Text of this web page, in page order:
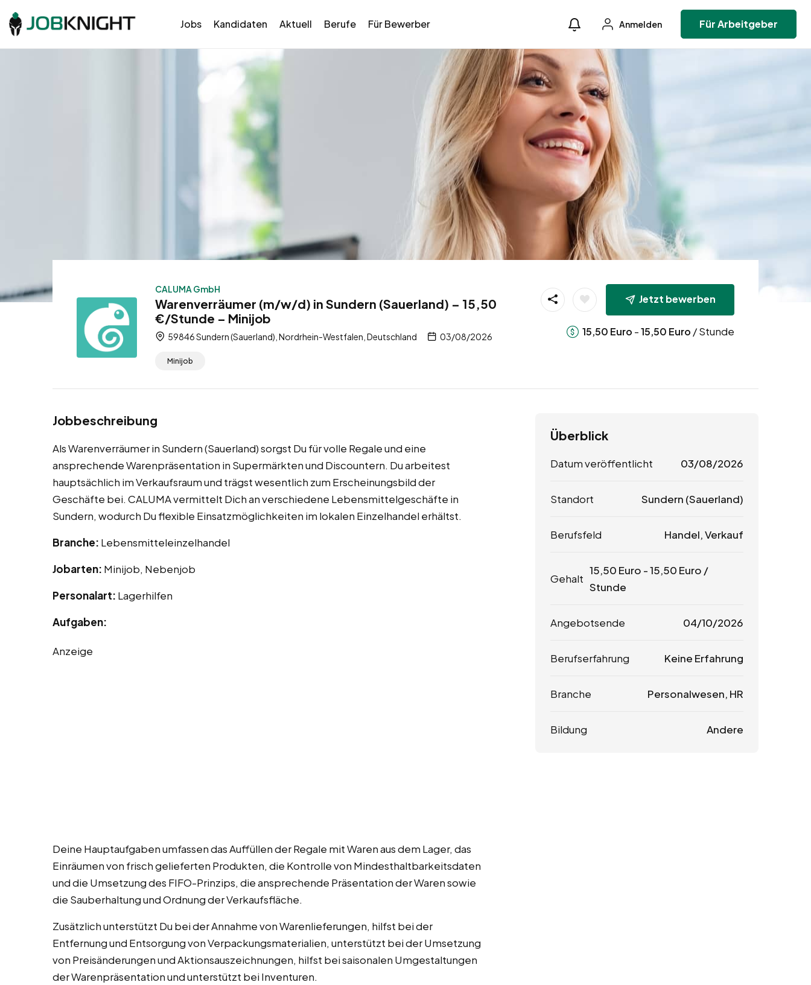
Jobs Kandidaten Aktuell Berufe Für Bewerber Anmelden Für Arbeitgeber
CALUMA GmbH
Warenverräumer (m/w/d) in Sundern (Sauerland) – 15,50
€/Stunde – Minijob
59846 Sundern (Sauerland), Nordrhein-Westfalen, Deutschland 03/08/2026
Minijob
Jetzt bewerben
15,50 Euro -15,50 Euro / Stunde
Jobbeschreibung
Als Warenverräumer in Sundern (Sauerland) sorgst Du für volle Regale und eine
ansprechende Warenpräsentation in Supermärkten und Discountern. Du arbeitest
hauptsächlich im Verkaufsraum und trägst wesentlich zum Erscheinungsbild der
Geschäfte bei. CALUMA vermittelt Dich an verschiedene Lebensmittelgeschäfte in
Sundern, wodurch Du flexible Einsatzmöglichkeiten im lokalen Einzelhandel erhältst.
Branche: Lebensmitteleinzelhandel
Jobarten: Minijob, Nebenjob
Personalart: Lagerhilfen
Aufgaben:
Anzeige
Deine Hauptaufgaben umfassen das Auffüllen der Regale mit Waren aus dem Lager, das
Einräumen von frisch gelieferten Produkten, die Kontrolle von Mindesthaltbarkeitsdaten
und die Umsetzung des FIFO-Prinzips, die ansprechende Präsentation der Waren sowie
die Sauberhaltung und Ordnung der Verkaufsfläche.
Zusätzlich unterstützt Du bei der Annahme von Warenlieferungen, hilfst bei der
Entfernung und Entsorgung von Verpackungsmaterialien, unterstützt bei der Umsetzung
von Preisänderungen und Aktionsauszeichnungen, hilfst bei saisonalen Umgestaltungen
der Warenpräsentation und unterstützt bei Inventuren.
Überblick
Datum veröffentlicht 03/08/2026
Standort Sundern (Sauerland)
Berufsfeld Handel, Verkauf
Gehalt
15,50 Euro -15,50 Euro /
Stunde
Angebotsende 04/10/2026
Berufserfahrung Keine Erfahrung
Branche Personalwesen, HR
Bildung Andere